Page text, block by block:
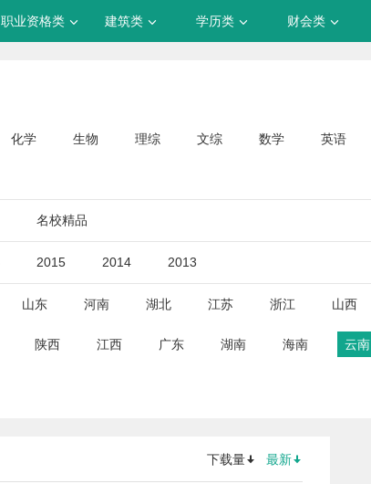
职业资格类 建筑类 学历类 财会类
化学 生物 理综 文综 数学 英语
名校精品
2015 2014 2013
山东 河南 湖北 江苏 浙江 山西
陕西 江西 广东 湖南 海南 云南
下载量 最新